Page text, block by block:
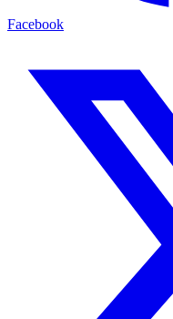
Facebook